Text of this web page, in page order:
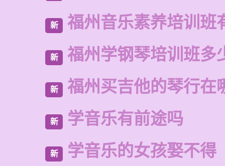
新 福州音乐素养培训班
新 福州学钢琴培训班多
新 福州买吉他的琴行在
新 学音乐有前途吗
新 学音乐的女孩娶不得